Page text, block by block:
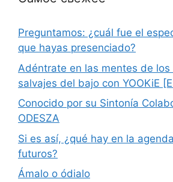
Preguntamos: ¿cuál fue el
que hayas presenciado?
Adéntrate en las mentes de los
salvajes del bajo con YOOKiE
Conocido por su Sintonía
ODESZA
Si es así, ¿qué hay en la
futuros?
Ámalo o ódialo